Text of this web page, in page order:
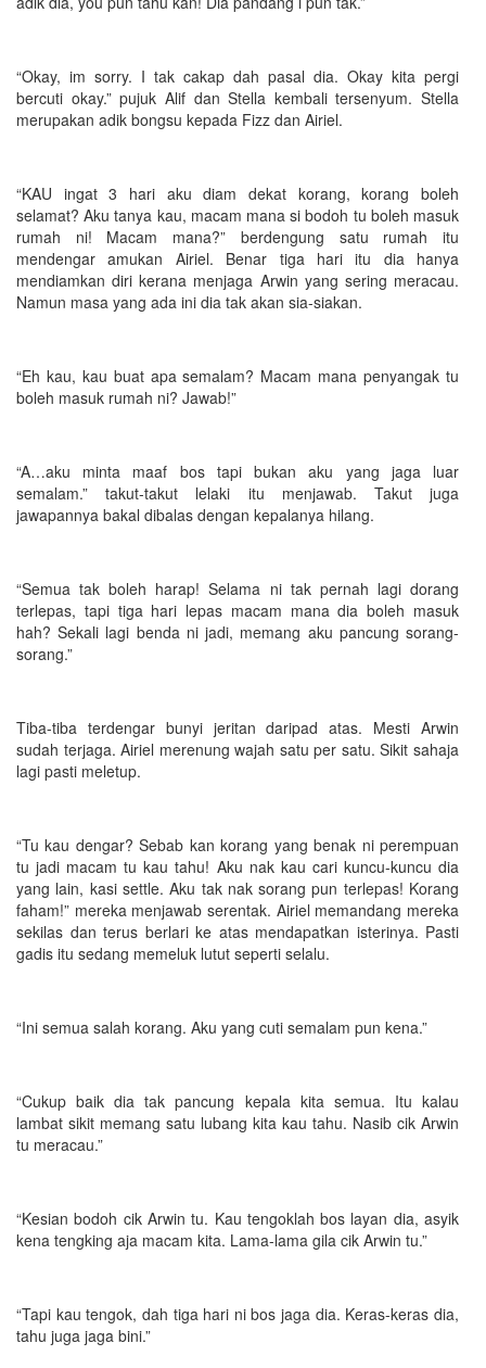
“Okay, im sorry. I tak cakap dah pasal dia. Okay kita pergi
bercuti okay.” pujuk Alif dan Stella kembali tersenyum. Stella
merupakan adik bongsu kepada Fizz dan Airiel.
“KAU ingat 3 hari aku diam dekat korang, korang boleh
selamat? Aku tanya kau, macam mana si bodoh tu boleh masuk
rumah ni! Macam mana?” berdengung satu rumah itu
mendengar amukan Airiel. Benar tiga hari itu dia hanya
mendiamkan diri kerana menjaga Arwin yang sering meracau.
Namun masa yang ada ini dia tak akan sia-siakan.
“Eh kau, kau buat apa semalam? Macam mana penyangak tu
boleh masuk rumah ni? Jawab!”
“A…aku minta maaf bos tapi bukan aku yang jaga luar
semalam.” takut-takut lelaki itu menjawab. Takut juga
jawapannya bakal dibalas dengan kepalanya hilang.
“Semua tak boleh harap! Selama ni tak pernah lagi dorang
terlepas, tapi tiga hari lepas macam mana dia boleh masuk
hah? Sekali lagi benda ni jadi, memang aku pancung sorang-
sorang.”
Tiba-tiba terdengar bunyi jeritan daripad atas. Mesti Arwin
sudah terjaga. Airiel merenung wajah satu per satu. Sikit sahaja
lagi pasti meletup.
“Tu kau dengar? Sebab kan korang yang benak ni perempuan
tu jadi macam tu kau tahu! Aku nak kau cari kuncu-kuncu dia
yang lain, kasi settle. Aku tak nak sorang pun terlepas! Korang
faham!” mereka menjawab serentak. Airiel memandang mereka
sekilas dan terus berlari ke atas mendapatkan isterinya. Pasti
gadis itu sedang memeluk lutut seperti selalu.
“Ini semua salah korang. Aku yang cuti semalam pun kena.”
“Cukup baik dia tak pancung kepala kita semua. Itu kalau
lambat sikit memang satu lubang kita kau tahu. Nasib cik Arwin
tu meracau.”
“Kesian bodoh cik Arwin tu. Kau tengoklah bos layan dia, asyik
kena tengking aja macam kita. Lama-lama gila cik Arwin tu.”
“Tapi kau tengok, dah tiga hari ni bos jaga dia. Keras-keras dia,
tahu juga jaga bini.”